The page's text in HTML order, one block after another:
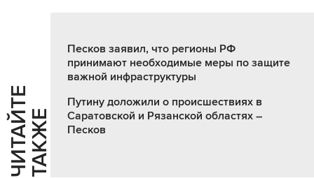
Ч
И
Т
АЙ
Т
Е
Т
А
К
ЖЕ
Песков заявил, что регионы РФ
принимают необходимые меры по защите
важной инфраструктуры
Путину доложили о происшествиях в
Саратовской и Рязанской областях –
Песков